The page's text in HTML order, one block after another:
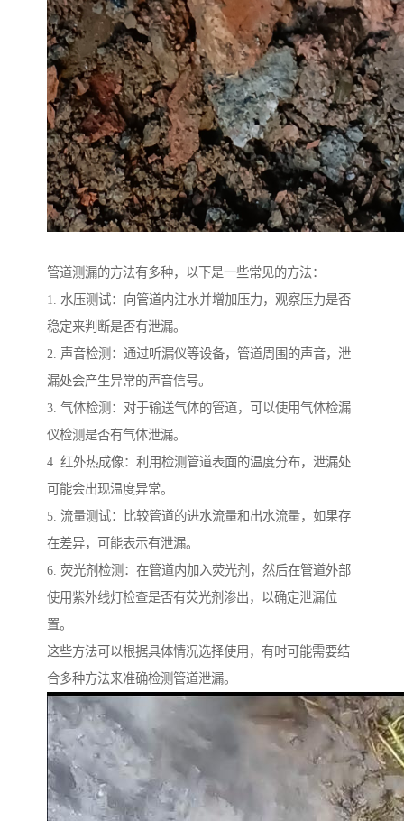
管道测漏的方法有多种，以下是一些常见的方法：
1. 水压测试：向管道内注水并增加压力，观察压力是否
稳定来判断是否有泄漏。
2. 声音检测：通过听漏仪等设备，管道周围的声音，泄
漏处会产生异常的声音信号。
3. 气体检测：对于输送气体的管道，可以使用气体检漏
仪检测是否有气体泄漏。
4. 红外热成像：利用检测管道表面的温度分布，泄漏处
可能会出现温度异常。
5. 流量测试：比较管道的进水流量和出水流量，如果存
在差异，可能表示有泄漏。
6. 荧光剂检测：在管道内加入荧光剂，然后在管道外部
使用紫外线灯检查是否有荧光剂渗出，以确定泄漏位
置。
这些方法可以根据具体情况选择使用，有时可能需要结
合多种方法来准确检测管道泄漏。